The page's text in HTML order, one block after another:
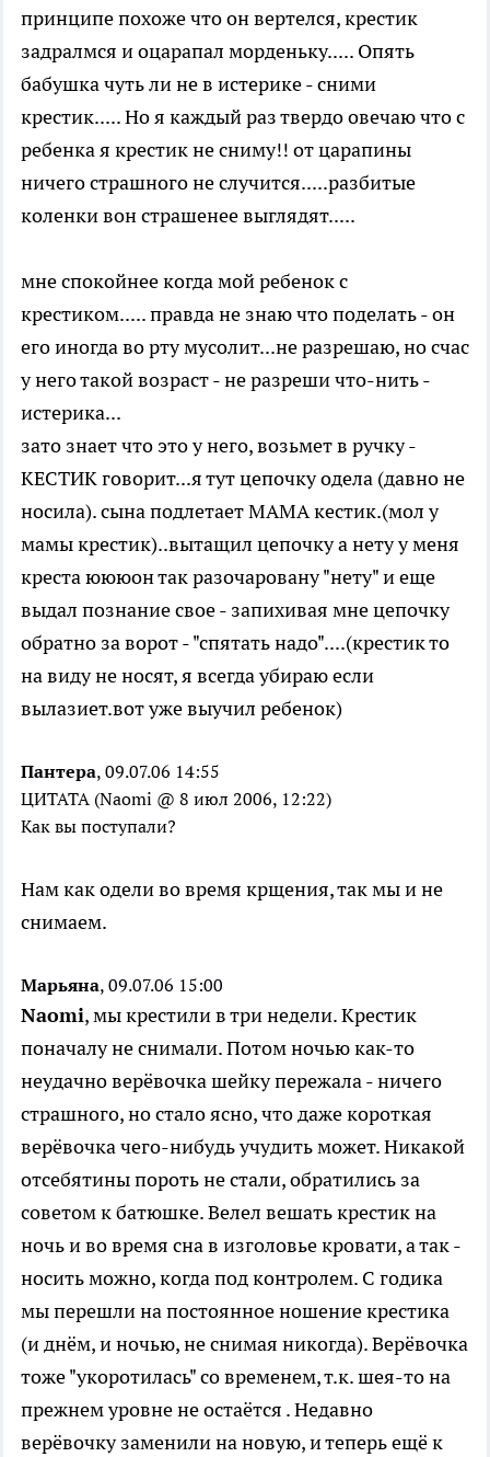
принципе похоже что он вертелся, крестик
задралмся и оцарапал морденьку..... Опять
бабушка чуть ли не в истерике - сними
крестик..... Но я каждый раз твердо овечаю что с
ребенка я крестик не сниму!! от царапины
ничего страшного не случится.....разбитые
коленки вон страшенее выглядят.....
мне спокойнее когда мой ребенок с
крестиком..... правда не знаю что поделать - он
его иногда во рту мусолит...не разрешаю, но счас
у него такой возраст - не разреши что-нить -
истерика...
зато знает что это у него, возьмет в ручку -
КЕСТИК говорит...я тут цепочку одела (давно не
носила). сына подлетает МАМА кестик.(мол у
мамы крестик)..вытащил цепочку а нету у меня
креста юююон так разочаровану "нету" и еще
выдал познание свое - запихивая мне цепочку
обратно за ворот - "спятать надо"....(крестик то
на виду не носят, я всегда убираю если
вылазиет.вот уже выучил ребенок)
Пантера, 09.07.06 14:55
ЦИТАТА (Naomi @ 8 июл 2006, 12:22)
Как вы поступали?
Нам как одели во время крщения, так мы и не
снимаем.
Марьяна, 09.07.06 15:00
Naomi, мы крестили в три недели. Крестик
поначалу не снимали. Потом ночью как-то
неудачно верёвочка шейку пережала - ничего
страшного, но стало ясно, что даже короткая
верёвочка чего-нибудь учудить может. Никакой
отсебятины пороть не стали, обратились за
советом к батюшке. Велел вешать крестик на
ночь и во время сна в изголовье кровати, а так -
носить можно, когда под контролем. С годика
мы перешли на постоянное ношение крестика
(и днём, и ночью, не снимая никогда). Верёвочка
тоже "укоротилась" со временем, т.к. шея-то на
прежнем уровне не остаётся . Недавно
верёвочку заменили на новую, и теперь ещё к